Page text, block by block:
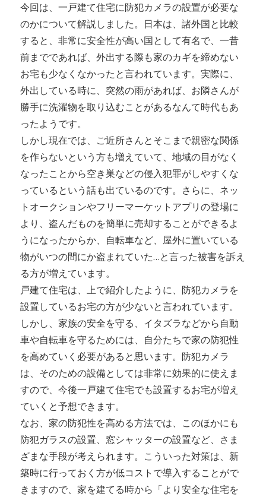
今回は、一戸建て住宅に防犯カメラの設置が必要な
のかについて解説しました。日本は、諸外国と比較
すると、非常に安全性が高い国として有名で、一昔
前までであれば、外出する際も家のカギを締めない
お宅も少なくなかったと言われています。実際に、
外出している時に、突然の雨があれば、お隣さんが
勝手に洗濯物を取り込むことがあるなんて時代もあ
ったようです。
しかし現在では、ご近所さんとそこまで親密な関係
を作らないという方も増えていて、地域の目がなく
なったことから空き巣などの侵入犯罪がしやすくな
っているという話も出ているのです。さらに、ネッ
トオークションやフリーマーケットアプリの登場に
より、盗んだものを簡単に売却することができるよ
うになったからか、自転車など、屋外に置いている
物がいつの間にか盗まれていた…と言った被害を訴え
る方が増えています。
戸建て住宅は、上で紹介したように、防犯カメラを
設置しているお宅の方が少ないと言われています。
しかし、家族の安全を守る、イタズラなどから自動
車や自転車を守るためには、自分たちで家の防犯性
を高めていく必要があると思います。防犯カメラ
は、そのための設備としては非常に効果的に使えま
すので、今後一戸建て住宅でも設置するお宅が増え
ていくと予想できます。
なお、家の防犯性を高める方法では、このほかにも
防犯ガラスの設置、窓シャッターの設置など、さま
ざまな手段が考えられます。こういった対策は、新
築時に行っておく方が低コストで導入することがで
きますので、家を建てる時から「より安全な住宅を